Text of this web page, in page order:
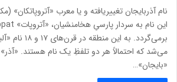
نام آذربایجان تغییریافته و یا معرب
برمی‌گردد. به
می‌شد که احتمالاً هر دو تلفظِ یک نام هستند. «آذر»
«بایجان»…